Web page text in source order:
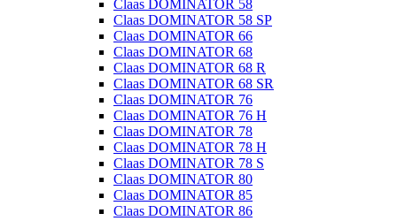
Claas DOMINATOR 58
Claas DOMINATOR 58 SP
Claas DOMINATOR 66
Claas DOMINATOR 68
Claas DOMINATOR 68 R
Claas DOMINATOR 68 SR
Claas DOMINATOR 76
Claas DOMINATOR 76 H
Claas DOMINATOR 78
Claas DOMINATOR 78 H
Claas DOMINATOR 78 S
Claas DOMINATOR 80
Claas DOMINATOR 85
Claas DOMINATOR 86